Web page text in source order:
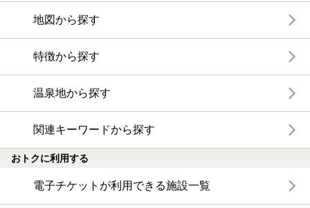
地図から探す
特徴から探す
温泉地から探す
関連キーワードから探す
おトクに利用する
電子チケットが利用できる施設一覧